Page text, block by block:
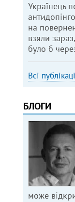
Українець
на
взяли
було б
Всі
БЛОГИ
може